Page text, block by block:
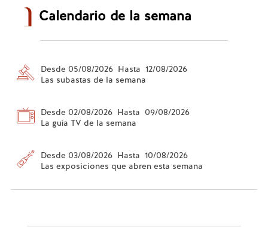
Calendario de la semana
Desde 05/08/2026 Hasta 12/08/2026
Las subastas de la semana
Desde 02/08/2026 Hasta 09/08/2026
La guía TV de la semana
Desde 03/08/2026 Hasta 10/08/2026
Las exposiciones que abren esta semana